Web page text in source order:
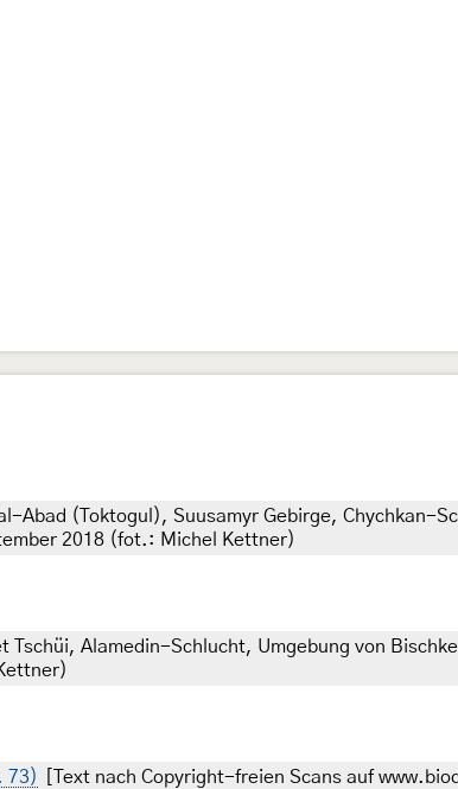
Abad (Toktogul), Suusamyr Gebirge, Chychkan-
2018 (fot.: Michel Kettner)
Tschüi, Alamedin-Schlucht, Umgebung von
73)
[Text nach Copyright-freien Scans auf